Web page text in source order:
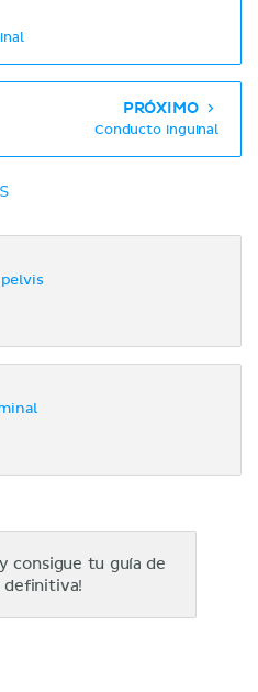
PRÓXIMO
Conducto inguinal
consigue tu guía de
definitiva!